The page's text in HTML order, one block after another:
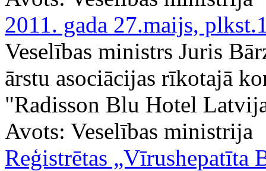
2011. gada 27.maijs,
Veselības ministrs Juris
ārstu asociācijas rīkotajā
"Radisson Blu Hotel
Avots: Veselības ministrija
Reģistrētas „Vīrushepatīta